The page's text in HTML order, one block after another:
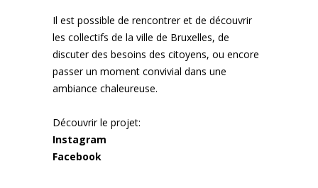
Il est possible de rencontrer et de découvrir
les collectifs de la ville de Bruxelles, de
discuter des besoins des citoyens, ou encore
passer un moment convivial dans une
ambiance chaleureuse.
Découvrir le projet:
Instagram
Facebook